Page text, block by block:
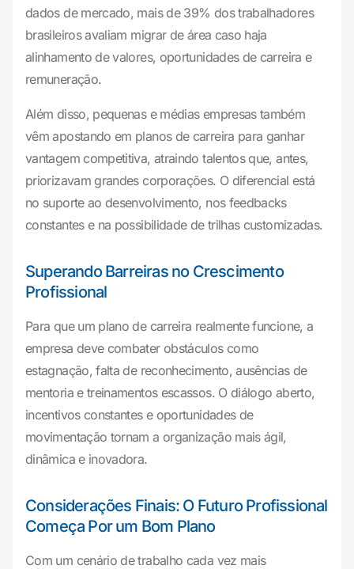
dados de mercado, mais de 39% dos trabalhadores
brasileiros avaliam migrar de área caso haja
alinhamento de valores, oportunidades de carreira e
remuneração.
Além disso, pequenas e médias empresas também
vêm apostando em planos de carreira para ganhar
vantagem competitiva, atraindo talentos que, antes,
priorizavam grandes corporações. O diferencial está
no suporte ao desenvolvimento, nos feedbacks
constantes e na possibilidade de trilhas customizadas.
Superando Barreiras no Crescimento
Profissional
Para que um plano de carreira realmente funcione, a
empresa deve combater obstáculos como
estagnação, falta de reconhecimento, ausências de
mentoria e treinamentos escassos. O diálogo aberto,
incentivos constantes e oportunidades de
movimentação tornam a organização mais ágil,
dinâmica e inovadora.
Considerações Finais: O Futuro Profissional
Começa Por um Bom Plano
Com um cenário de trabalho cada vez mais